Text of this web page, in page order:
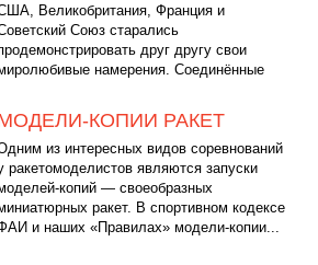
Великобритания, Франция и
Союз старались
друг другу свои
намерения. Соединённые
КОПИИ РАКЕТ
из интересных видов соревнований
ракетомоделистов являются запуски
копий — своеобразных
ракет. В спортивном кодексе
и наших «Правилах» модели-копии...